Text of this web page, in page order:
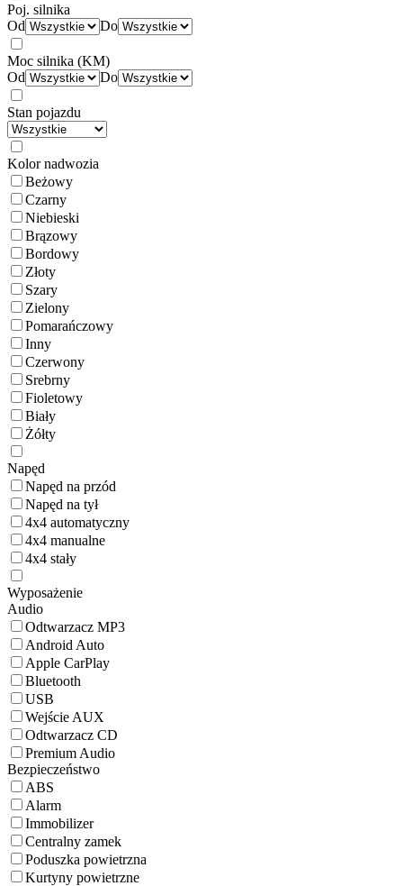
Poj. silnika
Od
Do
Moc silnika (KM)
Od
Do
Stan pojazdu
Kolor nadwozia
Beżowy
Czarny
Niebieski
Brązowy
Bordowy
Złoty
Szary
Zielony
Pomarańczowy
Inny
Czerwony
Srebrny
Fioletowy
Biały
Żółty
Napęd
Napęd na przód
Napęd na tył
4x4 automatyczny
4x4 manualne
4x4 stały
Wyposażenie
Audio
Odtwarzacz MP3
Android Auto
Apple CarPlay
Bluetooth
USB
Wejście AUX
Odtwarzacz CD
Premium Audio
Bezpieczeństwo
ABS
Alarm
Immobilizer
Centralny zamek
Poduszka powietrzna
Kurtyny powietrzne